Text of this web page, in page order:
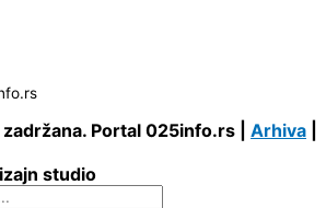
Portal 025info.rs | Arhiva
studio